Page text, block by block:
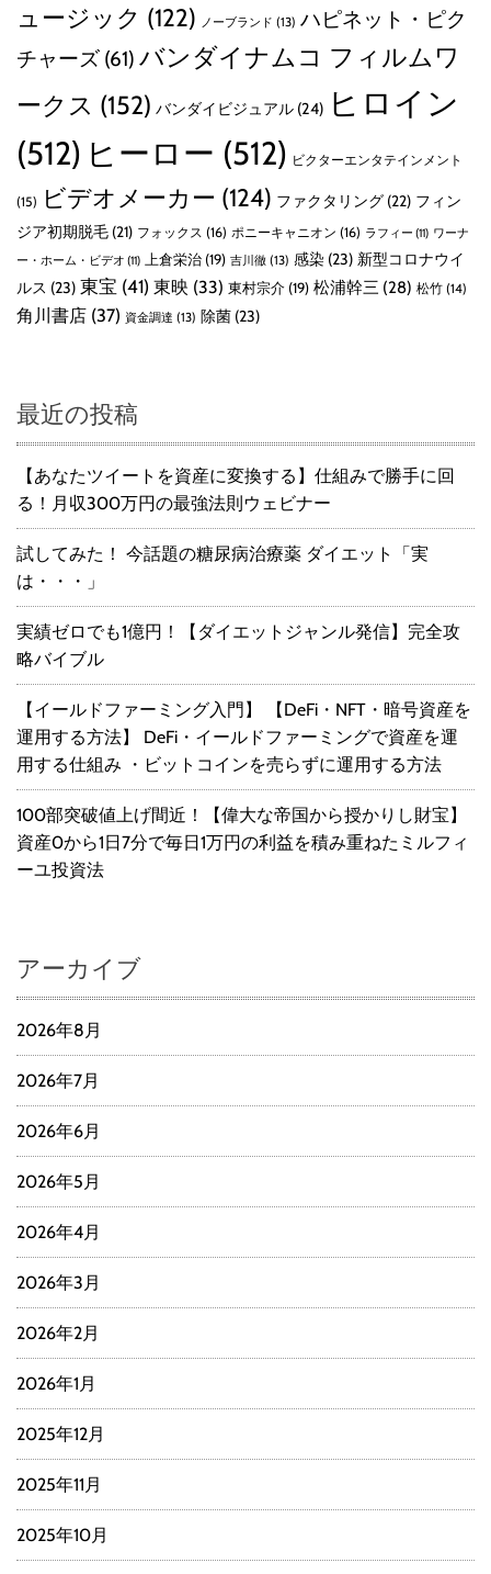
ュージック (122) ノーブランド (13) ハピネット・ピク
チャーズ (61) バンダイナムコ フィルムワ
ークス (152) バンダイビジュアル (24) ヒロイン
(512) ヒーロー (512) ビクターエンタテインメント
(15) ビデオメーカー (124) ファクタリング (22) フィン
ジア初期脱毛 (21) フォックス (16) ポニーキャニオン (16) ラフィー (11) ワーナ
ー・ホーム・ビデオ (11) 上倉栄治 (19) 吉川徹 (13) 感染 (23) 新型コロナウイ
ルス (23) 東宝 (41) 東映 (33) 東村宗介 (19) 松浦幹三 (28) 松竹 (14)
角川書店 (37) 資金調達 (13) 除菌 (23)
最近の投稿
【あなたツイートを資産に変換する】仕組みで勝手に回
る！月収300万円の最強法則ウェビナー
試してみた！ 今話題の糖尿病治療薬 ダイエット「実
は・・・」
実績ゼロでも1億円！【ダイエットジャンル発信】完全攻
略バイブル
【イールドファーミング入門】 【DeFi・NFT・暗号資産を
運用する方法】 DeFi・イールドファーミングで資産を運
用する仕組み ・ビットコインを売らずに運用する方法
100部突破値上げ間近！【偉大な帝国から授かりし財宝】
資産0から1日7分で毎日1万円の利益を積み重ねたミルフィ
ーユ投資法
アーカイブ
2026年8月
2026年7月
2026年6月
2026年5月
2026年4月
2026年3月
2026年2月
2026年1月
2025年12月
2025年11月
2025年10月